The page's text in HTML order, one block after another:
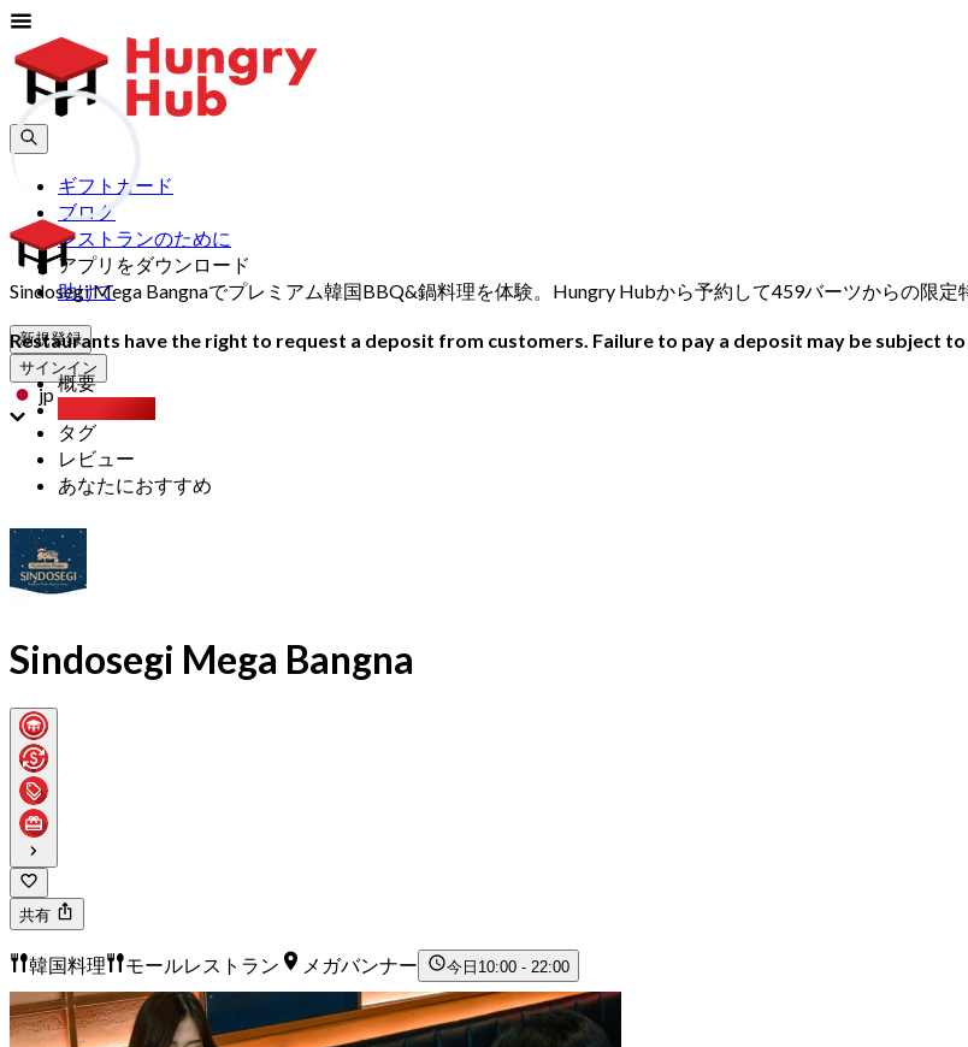
ギフトカード
ブログ
レストランのために
アプリをダウンロード
助けて
新規登録
サインイン
jp
Sindosegi Mega Bangnaでプレミアム韓国BBQ&鍋料理を体験。Hungry Hubから予約して459バーツからの限定
Restaurants have the right to request a deposit from customers. Failure to pay a deposit may be subject
概要
タグ
レビュー
あなたにおすすめ
Sindosegi Mega Bangna
共有
韓国料理 モールレストラン メガバンナー 今日 10:00 - 22:00